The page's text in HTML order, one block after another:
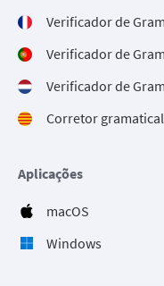
Verificador de
Verificador de
Verificador de
Corretor
Aplicações
macOS
Windows